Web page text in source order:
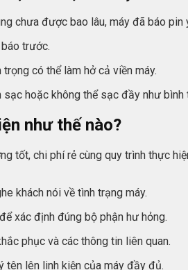
chưa được bao lâu, máy đã báo pin
trước.
có thể làm hở cả viền máy.
hoặc không thể sạc đầy như bình
như thế nào?
chi phí rẻ cùng quy trình thực
khách nói về tình trạng máy.
xác định đúng bộ phận hư hỏng.
phục và các thông tin liên quan.
tên lên linh kiện của máy đầy đủ.